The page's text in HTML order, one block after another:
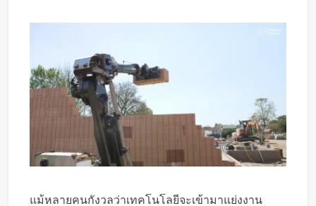
แม้หลายคนกังวลว่าเทคโนโลยีจะเข้ามาแย่งงาน